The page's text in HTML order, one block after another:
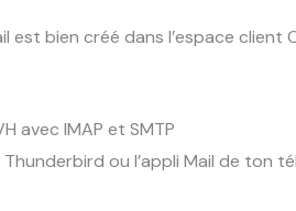
est bien créé dans l’espace
avec IMAP et SMTP
ou l’appli Mail de ton